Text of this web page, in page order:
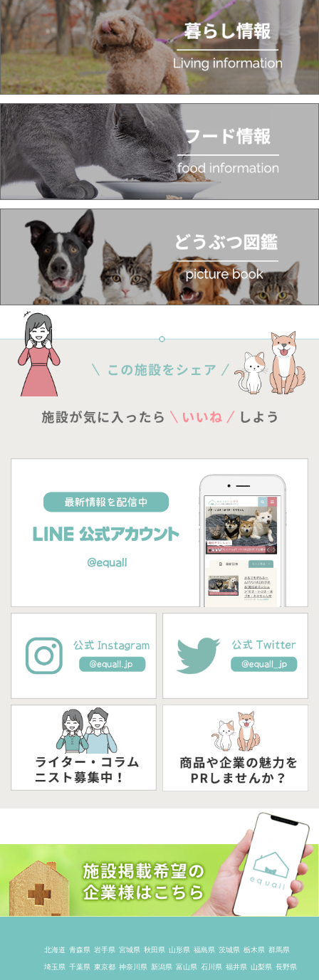
北海道 青森県 岩手県 宮城県 秋田県 山形県 福島県 茨城県 栃木県 群馬県
埼玉県 千葉県 東京都 神奈川県 新潟県 富山県 石川県 福井県 山梨県 長野県